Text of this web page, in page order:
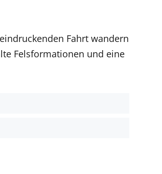
Fahrt wandern
Felsformationen und eine